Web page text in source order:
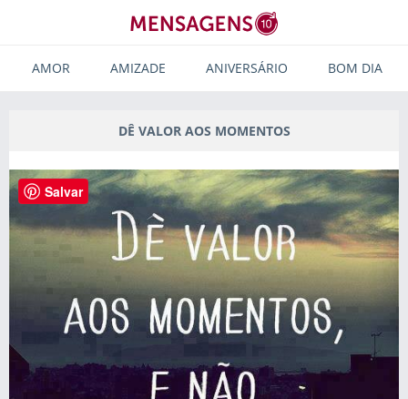
AMOR AMIZADE ANIVERSÁRIO BOM DIA
DÊ VALOR AOS MOMENTOS
Salvar